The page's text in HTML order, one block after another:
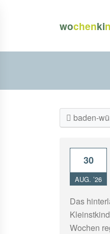
wochenki
baden-
30
AUG. ’26
Das
Wochen